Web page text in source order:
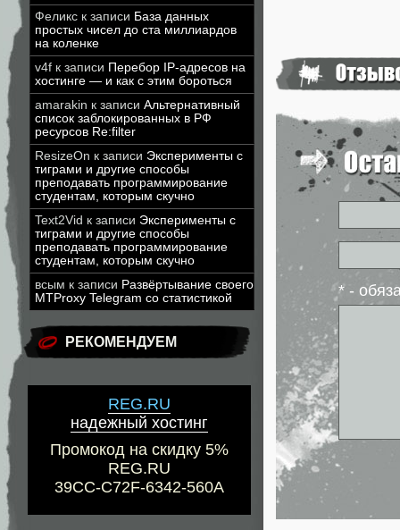
Феликс к записи База данных
простых чисел до ста миллиардов
на коленке
v4f к записи Перебор IP-адресов на
хостинге — и как с этим бороться
amarakin к записи Альтернативный
список заблокированных в РФ
ресурсов Re:filter
ResizeOn к записи Эксперименты с
тиграми и другие способы
преподавать программирование
студентам, которым скучно
Text2Vid к записи Эксперименты с
тиграми и другие способы
преподавать программирование
студентам, которым скучно
всым к записи Развёртывание своего
MTProxy Telegram со статистикой
РЕКОМЕНДУЕМ
REG.RU
надежный хостинг
Промокод на скидку 5%
REG.RU
39CC-C72F-6342-560A
* -